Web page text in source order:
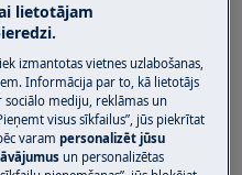
sadzīves
ir pārvietot
lietojiet drošības
Nēsājiet drošības
griezumiem, ko var
lietotājam
izmantotas vietnes uzlabošanas,
Informācija par to, kā lietotājs
mediju, reklāmas un
visus sīkfailus”, jūs piekrītat
varampersonalizēt jūsu
un personalizētas